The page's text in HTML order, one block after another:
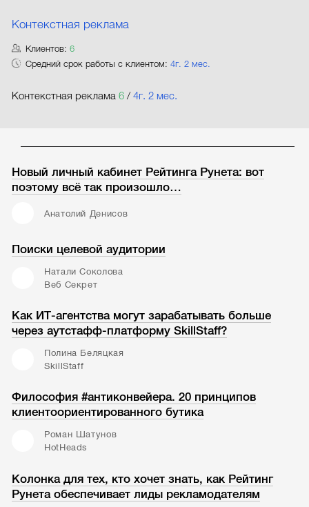
Контекстная реклама
Клиентов:6
Средний срок работы с клиентом:4г. 2 мес.
Контекстная реклама 6 /4г. 2 мес.
Новый личный кабинет Рейтинга Рунета: вот
поэтому всё так произошло…
Анатолий Денисов
Поиски целевой аудитории
Натали Соколова
Веб Секрет
Как ИТ-агентства могут зарабатывать больше
через аутстафф-платформу SkillStaff?
Полина Беляцкая
SkillStaff
Философия #антиконвейера. 20 принципов
клиентоориентированного бутика
Роман Шатунов
HotHeads
Колонка для тех, кто хочет знать, как Рейтинг
Рунета обеспечивает лиды рекламодателям